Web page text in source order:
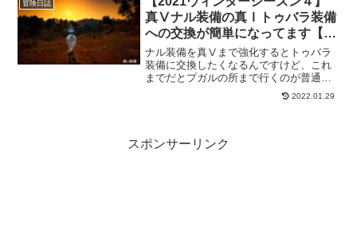
です。
冒険日誌
真Ⅴナル装備の真Ⅰトゥバラ装備
への交換が簡単になってます【黒
い砂漠冒険日誌７３７】
ナル装備を真Ⅴまで強化するとトゥバラ
装備に交換したくなるんですけど、これ
までだとプガルの所まで行くのが普通で
した。けど、2021ウィンターシーズンか
らはナル装備とトゥバラ装備への交換が
2022.01.29
スポンサーリンク